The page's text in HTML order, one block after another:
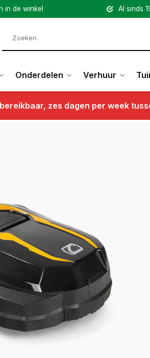
in de winkel Al sinds
Onderdelen Verhuur
zes dagen per week